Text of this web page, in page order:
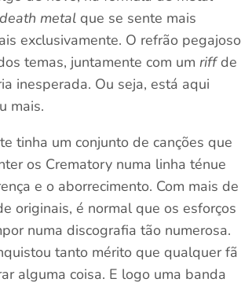
death metal que se sente mais
exclusivamente. O refrão pegajoso
temas, juntamente com umriffde
inesperada. Ou seja, está aqui
mais.
tinha um conjunto de canções que
os Crematory numa linha ténue
e o aborrecimento. Com mais de
originais, é normal que os esforços
numa discografia tão numerosa.
tanto mérito que qualquer fã
alguma coisa. E logo uma banda